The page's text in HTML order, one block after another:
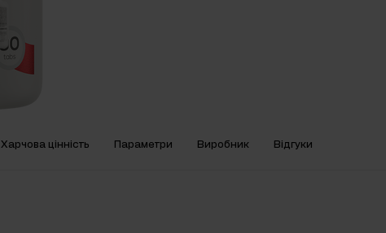
Харчова цінність Параметри Виробник Відгуки